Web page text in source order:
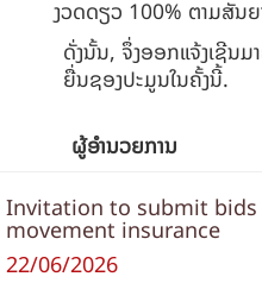
ງວດດຽວ 100% ຕາມສັນ
ດັ່ງນັ້ນ, ຈຶ່ງອອກແຈ້ງເຊີນ
ຍື່ນຊອງປະມູນໃນ
ຜູ້ອໍານວຍການ
Invitation to submit bids
movement insurance
22/06/2026